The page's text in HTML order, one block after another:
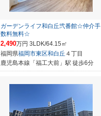
ガーデンライフ和白丘弐番館☆仲介手
数料無料☆
2,490万円 3LDK/64.15㎡
福岡県福岡市東区和白丘 ４丁目
鹿児島本線「福工大前」駅 徒歩6分